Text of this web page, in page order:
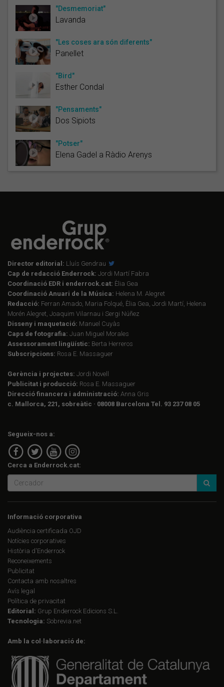
"Desmemoriat"
Lavanda
"Les coses ara són diferents"
Panellet
"Bird"
Esther Condal
"Pensaments"
Dos Sipiots
"Potser"
Elena Gadel a Ràdio Arenys
Director editorial: Lluís Gendrau
Cap de redacció Enderrock: Jordi Martí Fabra
Coordinació EDR i enderrock.cat: Èlia Gea
Coordinació Anuari de la Música: Helena M. Alegret
Redacció: Ferran Amado, Maria Folqué, Èlia Gea, Jordi Martí, Helena
Morén Alegret, Joaquim Vilarnau i Sergi Núñez
Disseny i maquetació: Manuel Cuyàs
Caps de fotografia: Juan Miguel Morales
Assessorament lingüístic: Berta Herreros
Subscripcions: Rosa E. Massaguer
Gerència i projectes: Jordi Novell
Publicitat i producció: Rosa E. Massaguer
Direcció financera i administració: Anna Gris
c. Mallorca, 221, sobreàtic · 08008 Barcelona Tel. 93 237 08 05
Segueix-nos a:
Cerca a Enderrock.cat:
Informació corporativa
Audiència certificada OJD
Notícies corporatives
Història d'Enderrock
Reconeixements
Publicitat
Contacta amb nosaltres
Avís legal
Política de privacitat
Editorial: Grup Enderrock Edicions S.L.
Tecnologia: Sobrevia.net
Amb la col·laboració de: